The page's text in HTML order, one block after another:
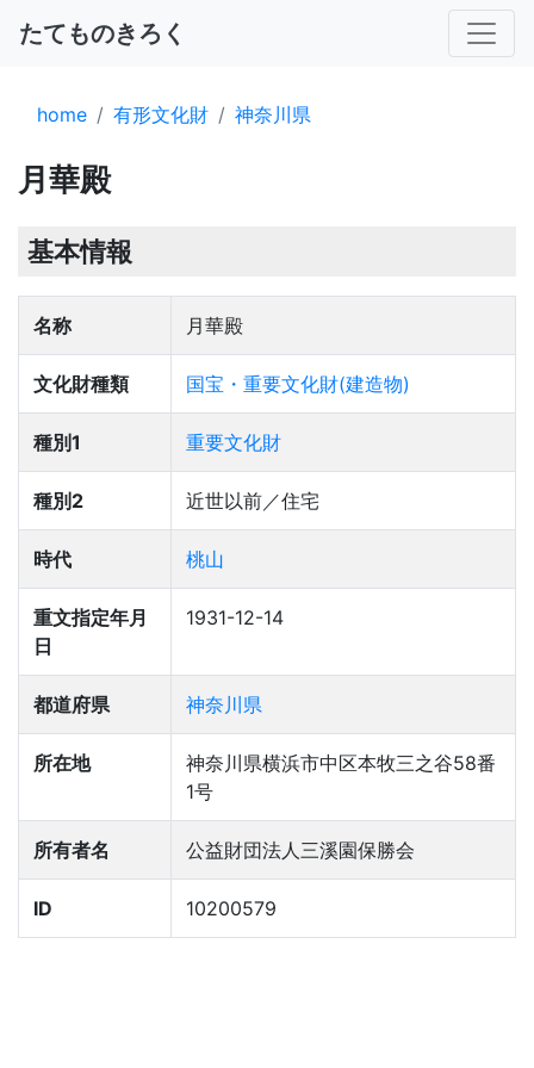
たてものきろく
home 有形文化財 神奈川県
月華殿
基本情報
名称 月華殿
文化財種類 国宝・重要文化財(建造物)
種別1 重要文化財
種別2 近世以前／住宅
時代 桃山
重文指定年月
日
1931-12-14
都道府県 神奈川県
所在地
神奈川県横浜市中区本牧三之谷58番
1号
所有者名 公益財団法人三溪園保勝会
ID 10200579